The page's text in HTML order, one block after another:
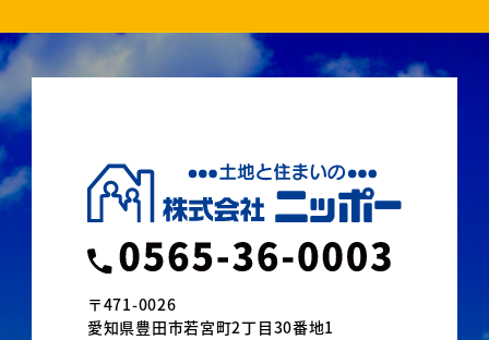
〒471-0026
愛知県豊田市若宮町2丁目30番地1